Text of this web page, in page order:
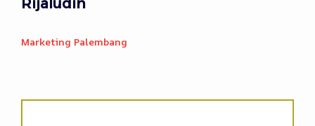
Rijaludin
Marketing Palembang